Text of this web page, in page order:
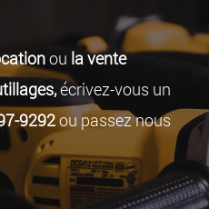
ou la vente
écrivez-vous un
9292ou passez nous